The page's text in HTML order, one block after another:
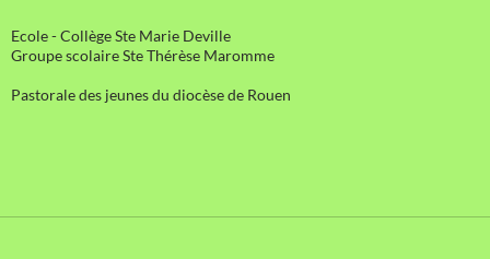
Ecole - Collège Ste Marie Deville
Groupe scolaire Ste Thérèse Maromme
Pastorale des jeunes du diocèse de Rouen